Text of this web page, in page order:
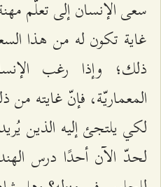
سعى الإنسان إلى تعلّم
غاية تكون له من هذا
ذلك؛ وإذا رغب
المعماريّة، فإنّ غايته
لكي يلتجئ إليه الذين
لحدّ الآن أحدًا درس